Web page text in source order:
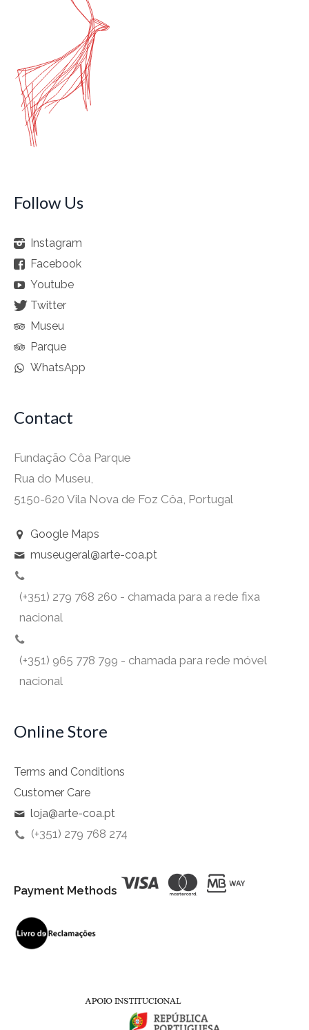
Follow Us
Instagram
Facebook
Youtube
Twitter
Museu
Parque
WhatsApp
Contact
Fundação Côa Parque
Rua do Museu,
5150-620 Vila Nova de Foz Côa, Portugal
Google Maps
museugeral@arte-coa.pt
(+351) 279 768 260 - chamada para a rede fixa
nacional
(+351) 965 778 799 - chamada para rede móvel
nacional
Online Store
Terms and Conditions
Customer Care
loja@arte-coa.pt
(+351) 279 768 274
Payment Methods